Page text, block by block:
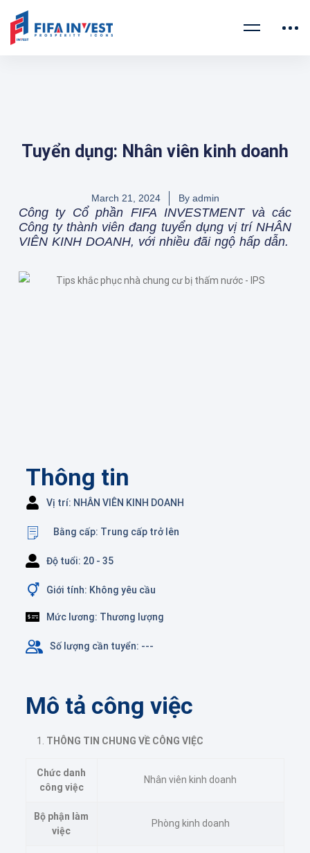
Tuyển dụng: Nhân viên kinh doanh
March 21, 2024 Byadmin
Công ty Cổ phần FIFA INVESTMENT và các
Công ty thành viên đang tuyển dụng vị trí NHÂN
VIÊN KINH DOANH, với nhiều đãi ngộ hấp dẫn.
Thông tin
Vị trí: NHÂN VIÊN KINH DOANH
Bằng cấp: Trung cấp trở lên
Độ tuổi: 20 - 35
Giới tính: Không yêu cầu
Mức lương: Thương lượng
Số lượng cần tuyển: ---
Mô tả công việc
THÔNG TIN CHUNG VỀ CÔNG VIỆC
Chức danh
công việc
Nhân viên kinh doanh
Bộ phận làm
việc
Phòng kinh doanh